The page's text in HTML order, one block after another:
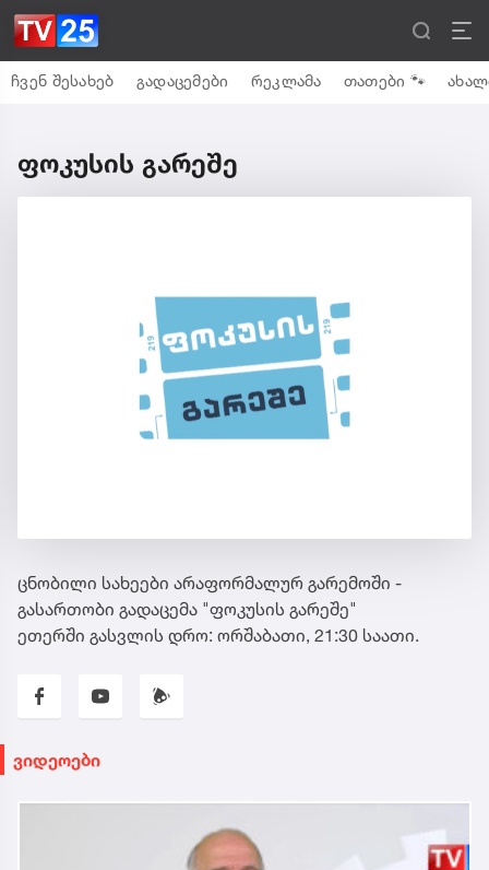
ჩვენ შესახებ გადაცემები რეკლამა თათები 🐾
ფოკუსის გარეშე
ცნობილი სახეები არაფორმალურ გარემოში -
გასართობი გადაცემა "ფოკუსის გარეშე"
ეთერში გასვლის დრო: ორშაბათი, 21:30 საათი.
ვიდეოები